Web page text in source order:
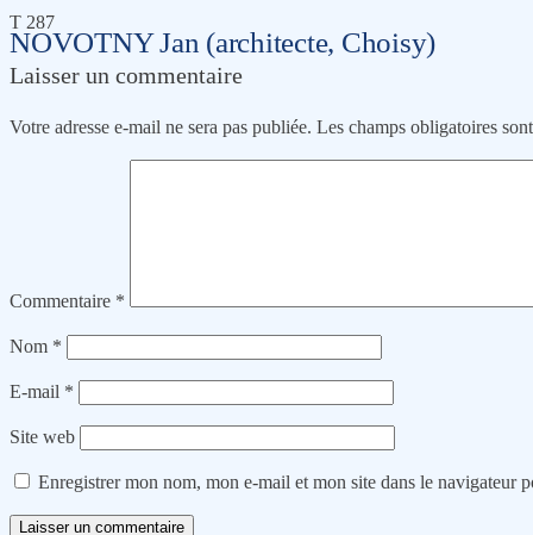
NOVOTNY Jan (architecte, Choisy)
T 287
Laisser un commentaire
Votre adresse e-mail ne sera pas publiée. Les champs obligatoires
Commentaire *
Nom *
E-mail *
Site web
Enregistrer mon nom, mon e-mail et mon site dans le navigateur